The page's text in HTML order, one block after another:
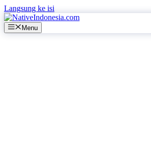
Langsung ke isi
Menu